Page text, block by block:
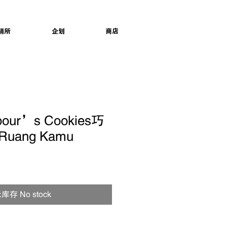
所 企划 商店
Cookies巧
Kamu
库存 No stock